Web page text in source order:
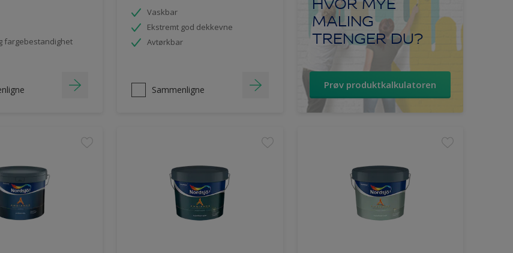
fargebestandighet
Vaskbar
Ekstremt god dekkevne
Avtørkbar
Sammenligne
MALING
TRENGER DU?
Prøv produktkalkulatoren